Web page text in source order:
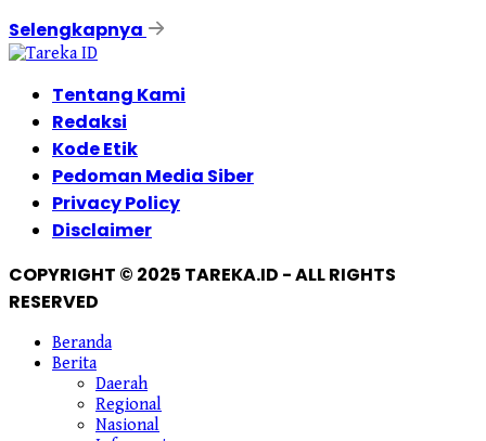
Selengkapnya
Tentang Kami
Redaksi
Kode Etik
Pedoman Media Siber
Privacy Policy
Disclaimer
COPYRIGHT © 2025 TAREKA.ID - ALL RIGHTS
RESERVED
Beranda
Berita
Daerah
Regional
Nasional